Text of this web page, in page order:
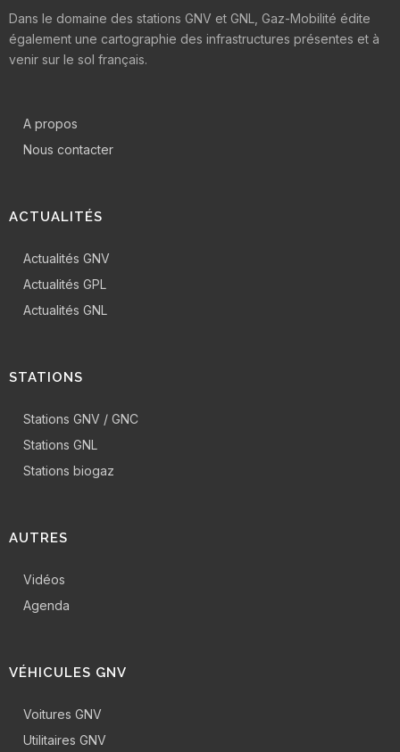
Dans le domaine des stations GNV et GNL, Gaz-Mobilité édite
également une cartographie des infrastructures présentes et à
venir sur le sol français.
A propos
Nous contacter
ACTUALITÉS
Actualités GNV
Actualités GPL
Actualités GNL
STATIONS
Stations GNV / GNC
Stations GNL
Stations biogaz
AUTRES
Vidéos
Agenda
VÉHICULES GNV
Voitures GNV
Utilitaires GNV